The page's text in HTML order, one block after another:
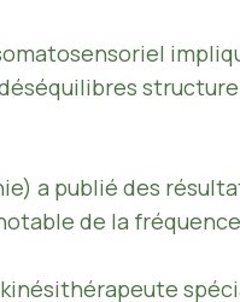
a publié des
de la